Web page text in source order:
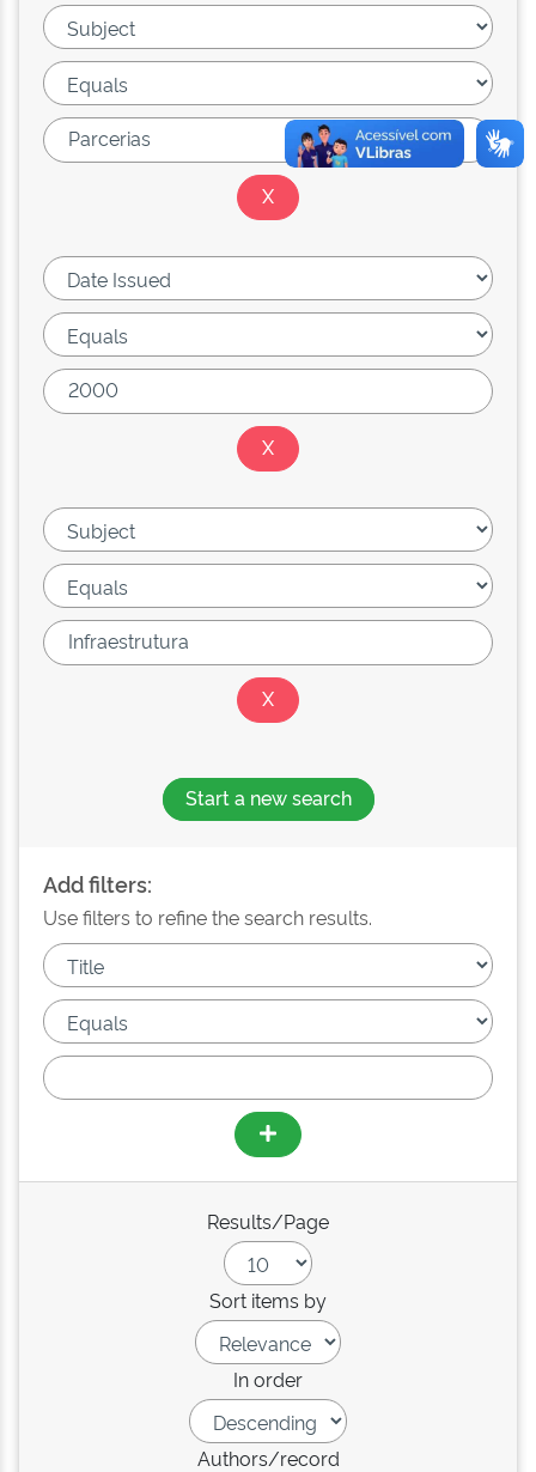
Start a new search
Add filters:
Use filters to refine the search results.
Results/Page
Sort items by
In order
Authors/record